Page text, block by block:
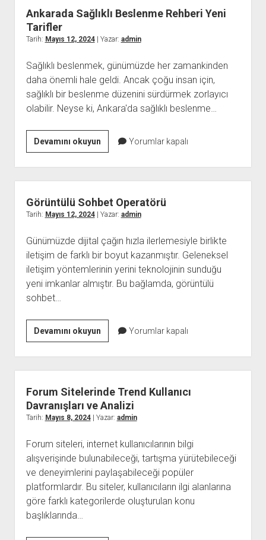
İçin
ve
Önerileri
Ankarada Sağlıklı Beslenme Rehberi Yeni
Tarifler
Tarih: Mayıs 12, 2024| Yazar: admin
Sağlıklı beslenmek, günümüzde her zamankinden
daha önemli hale geldi. Ancak çoğu insan için,
sağlıklı bir beslenme düzenini sürdürmek zorlayıcı
olabilir. Neyse ki, Ankara'da sağlıklı beslenme…
Devamını okuyunAnkarada
Sağlıklı
Beslenme
Rehberi
Yeni
Tarifler
Yorumlar kapalı
Görüntülü Sohbet Operatörü
Tarih: Mayıs 12, 2024| Yazar: admin
Günümüzde dijital çağın hızla ilerlemesiyle birlikte
iletişim de farklı bir boyut kazanmıştır. Geleneksel
iletişim yöntemlerinin yerini teknolojinin sunduğu
yeni imkanlar almıştır. Bu bağlamda, görüntülü
sohbet…
Devamını okuyunGörüntülü
Sohbet
Operatörü
Yorumlar kapalı
Forum Sitelerinde Trend Kullanıcı
Davranışları ve Analizi
Tarih: Mayıs 8, 2024| Yazar: admin
Forum siteleri, internet kullanıcılarının bilgi
alışverişinde bulunabileceği, tartışma yürütebileceği
ve deneyimlerini paylaşabileceği popüler
platformlardır. Bu siteler, kullanıcıların ilgi alanlarına
göre farklı kategorilerde oluşturulan konu
başlıklarında…